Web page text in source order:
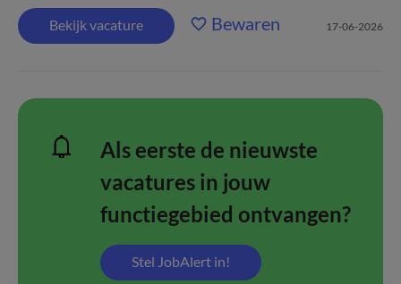
Bekijk vacature Bewaren 17-06-2026
Als eerste de nieuwste
vacatures in jouw
functiegebied ontvangen?
Stel JobAlert in!